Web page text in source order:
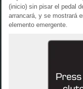
(inicio) sin pisar el pedal
arrancará, y se mostrará
elemento emergente.